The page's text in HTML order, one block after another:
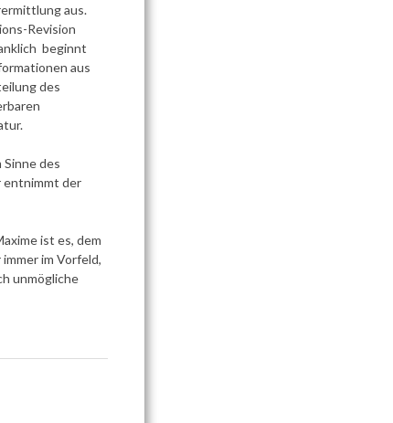
aus.
Revision
beginnt
aus
des
des
entnimmt der
ist es, dem
im Vorfeld,
unmögliche